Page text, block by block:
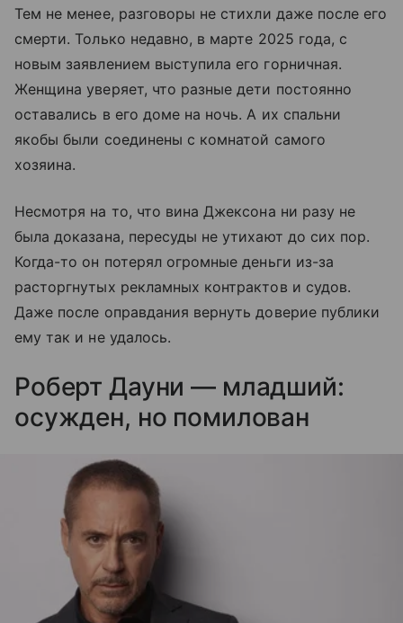
Тем не менее, разговоры не стихли даже после его
смерти. Только недавно, в марте 2025 года, с
новым заявлением выступила его горничная.
Женщина уверяет, что разные дети постоянно
оставались в его доме на ночь. А их спальни
якобы были соединены с комнатой самого
хозяина.
Несмотря на то, что вина Джексона ни разу не
была доказана, пересуды не утихают до сих пор.
Когда-то он потерял огромные деньги из-за
расторгнутых рекламных контрактов и судов.
Даже после оправдания вернуть доверие публики
ему так и не удалось.
Роберт Дауни — младший:
осужден, но помилован